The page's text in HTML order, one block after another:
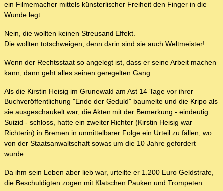
ein Filmemacher mittels künsterlischer Freiheit den Finger in die
Wunde legt.
Nein, die wollten keinen Streusand Effekt.
Die wollten totschweigen, denn darin sind sie auch Weltmeister!
Wenn der Rechtsstaat so angelegt ist, dass er seine Arbeit machen
kann, dann geht alles seinen geregelten Gang.
Als die Kirstin Heisig im Grunewald am Ast 14 Tage vor ihrer
Buchveröffentlichung "Ende der Geduld" baumelte und die Kripo als
sie ausgeschaukelt war, die Akten mit der Bemerkung - eindeutig
Suizid - schloss, hatte ein zweiter Richter (Kirstin Heisig war
Richterin) in Bremen in unmittelbarer Folge ein Urteil zu fällen, wo
von der Staatsanwaltschaft sowas um die 10 Jahre gefordert
wurde.
Da ihm sein Leben aber lieb war, urteilte er 1.200 Euro Geldstrafe,
die Beschuldigten zogen mit Klatschen Pauken und Trompeten